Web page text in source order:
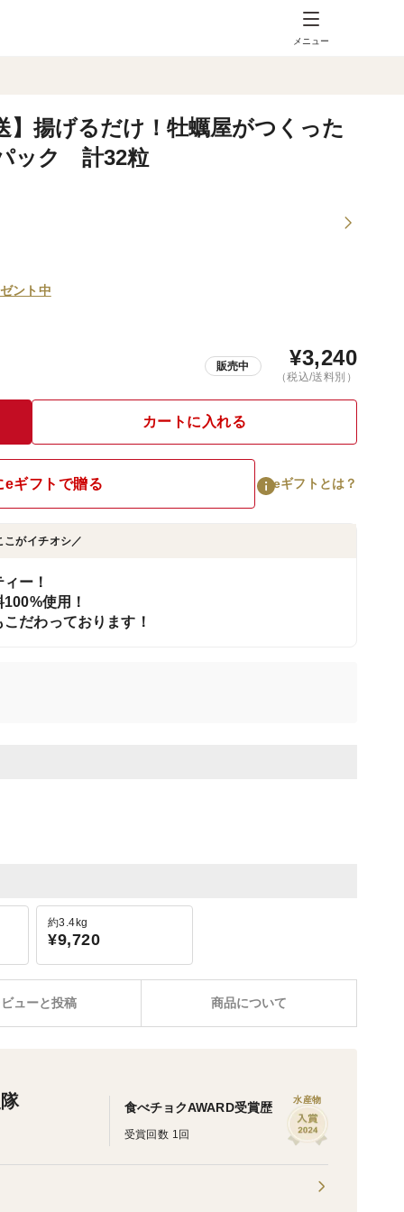
メニュー
】揚げるだけ！牡蠣屋がつくった
ック 計32粒
ント中
販売中 ¥3,240
（税込/送料別）
カートに入れる
eギフトで贈る eギフトとは？
こがイチオシ／
ー！
使用！
だわっております！
約3.4kg
¥9,720
ビューと投稿 商品について
食べチョクAWARD受賞歴
受賞回数 1回
水産物